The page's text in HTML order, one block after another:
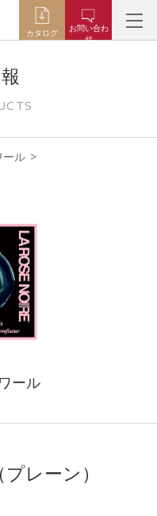
カタログ
お問い合わ
せ
ール
ール
レーン）